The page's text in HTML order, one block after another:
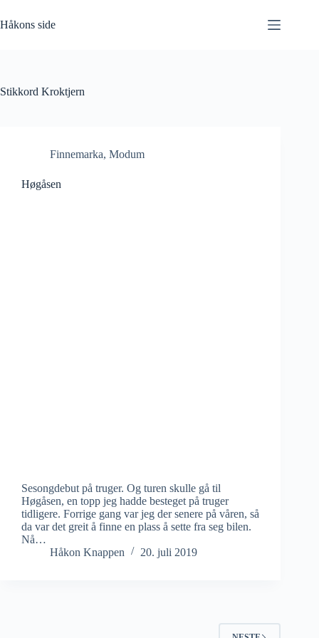
til
innholdet
Håkons side
Stikkord Kroktjern
Finnemarka, Modum
Høgåsen
Sesongdebut på truger. Og turen skulle gå til
Høgåsen, en topp jeg hadde besteget på truger
tidligere. Forrige gang var jeg der senere på våren, så
da var det greit å finne en plass å sette fra seg bilen.
Nå…
Håkon Knappen
20. juli 2019